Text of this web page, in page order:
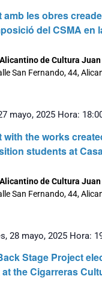
amb les obres
del CSMA en
de Cultura
San Fernando, 44,
with the works
students at
mayo, 2025 Hora:
de Cultura
San Fernando, 44,
Stage Project
the Cigarreras
28 mayo, 2025 Hora: